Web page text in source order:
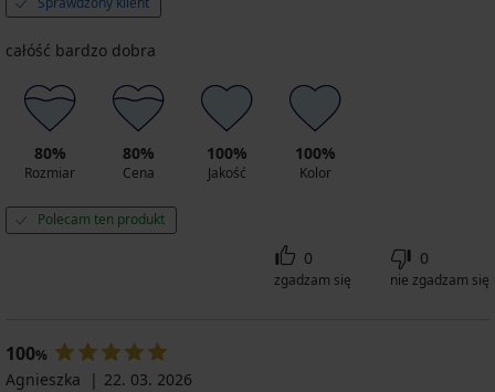
całóść bardzo dobra
80%
Rozmiar
80%
Cena
100%
Jakość
100%
Kolor
Polecam ten produkt
0
zgadzam się
0
nie zgadzam się
100%
Agnieszka
22. 03. 2026